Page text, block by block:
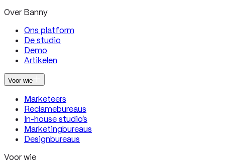
Over Banny
Ons platform
De studio
Demo
Artikelen
Voor wie
Marketeers
Reclamebureaus
In-house studio’s
Marketingbureaus
Designbureaus
Voor wie